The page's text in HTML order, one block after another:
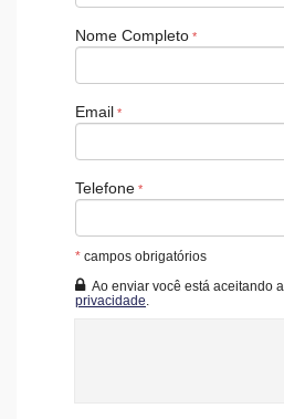
Nome Completo
Email
Telefone
* campos obrigatórios
Ao enviar você está aceitando a
privacidade